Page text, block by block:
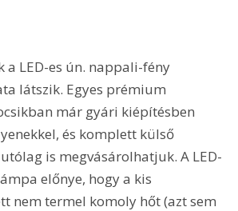
LED-es ún. nappali-fény
látszik. Egyes prémium
már gyári kiépítésben
és komplett külső
is megvásárolhatjuk. A LED-
előnye, hogy a kis
nem termel komoly hőt (azt sem